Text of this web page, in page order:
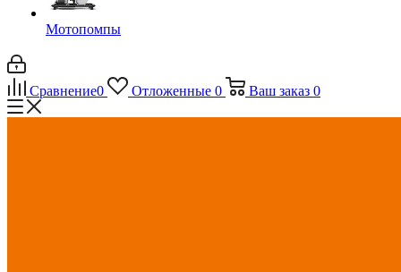
Мотопомпы
Сравнение0 Отложенные 0 Ваш заказ 0